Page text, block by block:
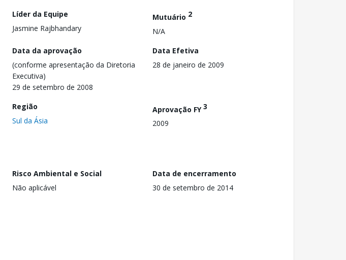
Líder da Equipe
Jasmine Rajbhandary
Mutuário 2
N/A
Data da aprovação
(conforme apresentação da Diretoria
Executiva)
29 de setembro de 2008
Data Efetiva
28 de janeiro de 2009
Região
Sul da Ásia
Aprovação FY3
2009
Risco Ambiental e Social
Não aplicável
Data de encerramento
30 de setembro de 2014